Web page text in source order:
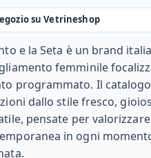
su Vetrineshop
e la Seta è un brand
femminile
programmato. Il
dallo stile fresco,
pensate per
in ogni